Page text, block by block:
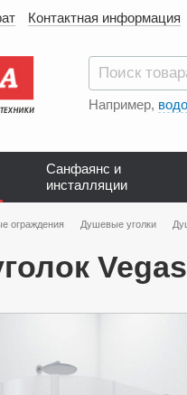
Контактная информация
Например,
Санфаянс и
инсталляции
ограждения Душевые уголки